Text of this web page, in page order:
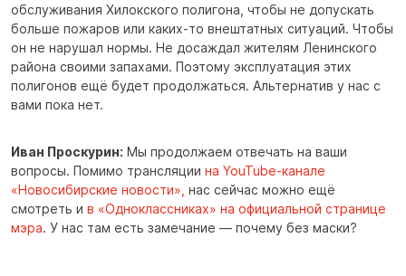
обслуживания Хилокского полигона, чтобы не допускать
больше пожаров или каких-то внештатных ситуаций. Чтобы
он не нарушал нормы. Не досаждал жителям Ленинского
района своими запахами. Поэтому эксплуатация этих
полигонов ещё будет продолжаться. Альтернатив у нас с
вами пока нет.
Иван Проскурин: Мы продолжаем отвечать на ваши
вопросы. Помимо трансляции на YouTube-канале
«Новосибирские новости», нас сейчас можно ещё
смотреть и в «Одноклассниках» на официальной странице
мэра. У нас там есть замечание — почему без маски?